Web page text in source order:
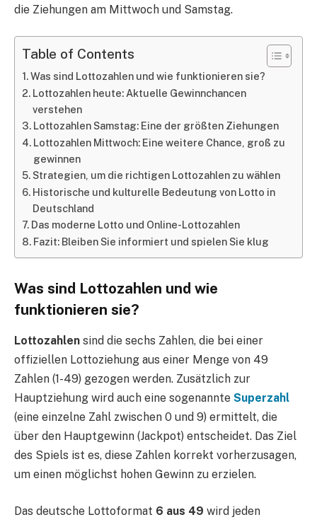
die Ziehungen am Mittwoch und Samstag.
Table of Contents
Was sind Lottozahlen und wie funktionieren sie?
Lottozahlen heute: Aktuelle Gewinnchancen
verstehen
Lottozahlen Samstag: Eine der größten Ziehungen
Lottozahlen Mittwoch: Eine weitere Chance, groß zu
gewinnen
Strategien, um die richtigen Lottozahlen zu wählen
Historische und kulturelle Bedeutung von Lotto in
Deutschland
Das moderne Lotto und Online-Lottozahlen
Fazit: Bleiben Sie informiert und spielen Sie klug
Was sind Lottozahlen und wie
funktionieren sie?
Lottozahlen sind die sechs Zahlen, die bei einer
offiziellen Lottoziehung aus einer Menge von 49
Zahlen (1-49) gezogen werden. Zusätzlich zur
Hauptziehung wird auch eine sogenannte Superzahl
(eine einzelne Zahl zwischen 0 und 9) ermittelt, die
über den Hauptgewinn (Jackpot) entscheidet. Das Ziel
des Spiels ist es, diese Zahlen korrekt vorherzusagen,
um einen möglichst hohen Gewinn zu erzielen.
Das deutsche Lottoformat 6 aus 49 wird jeden